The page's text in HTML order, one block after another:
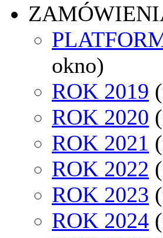
okno)
ROK 2019
ROK 2020
ROK 2021
ROK 2022
ROK 2023
ROK 2024